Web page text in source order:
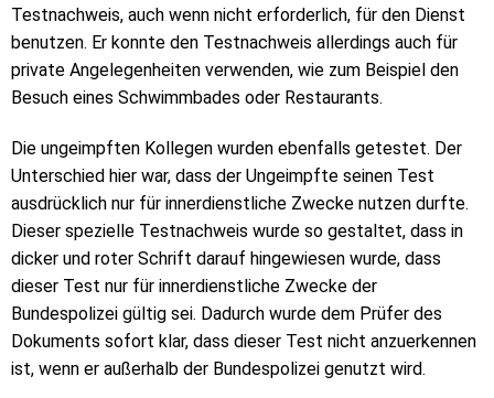
Testnachweis, auch wenn nicht erforderlich, für den Dienst
benutzen. Er konnte den Testnachweis allerdings auch für
private Angelegenheiten verwenden, wie zum Beispiel den
Besuch eines Schwimmbades oder Restaurants.
Die ungeimpften Kollegen wurden ebenfalls getestet. Der
Unterschied hier war, dass der Ungeimpfte seinen Test
ausdrücklich nur für innerdienstliche Zwecke nutzen durfte.
Dieser spezielle Testnachweis wurde so gestaltet, dass in
dicker und roter Schrift darauf hingewiesen wurde, dass
dieser Test nur für innerdienstliche Zwecke der
Bundespolizei gültig sei. Dadurch wurde dem Prüfer des
Dokuments sofort klar, dass dieser Test nicht anzuerkennen
ist, wenn er außerhalb der Bundespolizei genutzt wird.